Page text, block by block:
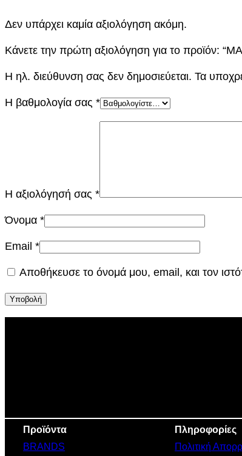
Δεν υπάρχει καμία αξιολόγηση ακόμη.
Κάνετε την πρώτη αξιολόγηση για το προϊόν:
Η ηλ. διεύθυνση σας δεν δημοσιεύεται. Τα
Η βαθμολογία σας *
Η αξιολόγησή σας *
Όνομα *
Email *
Αποθήκευσε το όνομά μου, email, και τον
Προϊόντα
BRANDS
Πληροφορίες
Πολιτική